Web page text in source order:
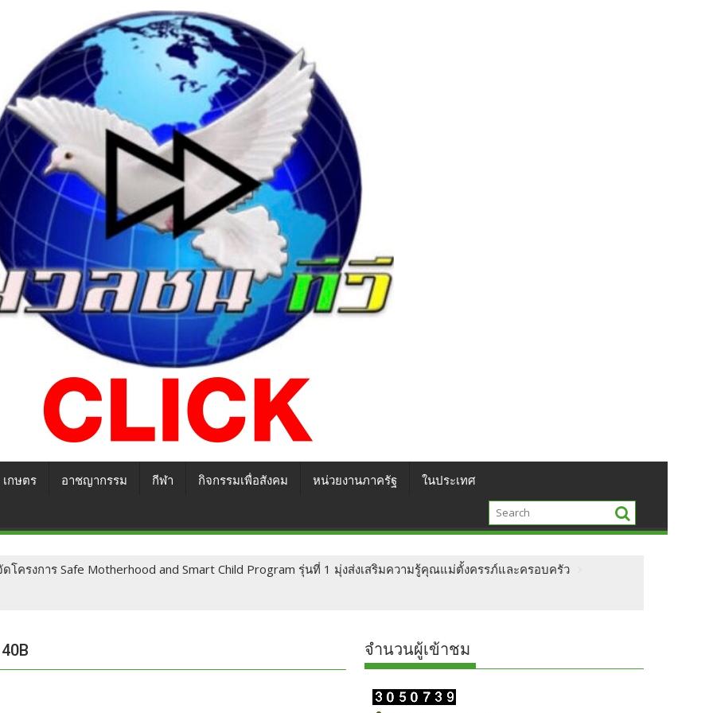
เกษตร อาชญากรรม กีฬา กิจกรรมเพื่อสังคม หน่วยงานภาครัฐ ในประเทศ
ดโครงการ Safe Motherhood and Smart Child Program รุ่นที่ 1 มุ่งส่งเสริมความรู้คุณแม่ตั้งครรภ์และครอบครัว
จำนวนผู้เข้าชม